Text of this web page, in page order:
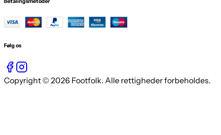
Følg os
Copyright © 2026 Footfolk. Alle rettigheder forbeholdes.